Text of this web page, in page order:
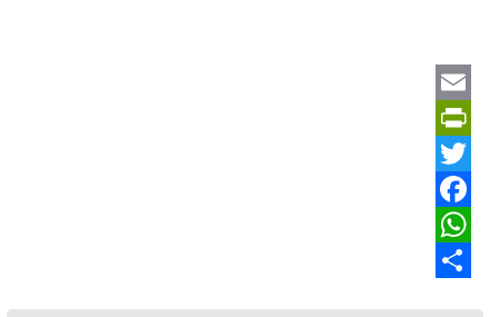
Email
PrintFriendly
Twitter
Facebook
WhatsApp